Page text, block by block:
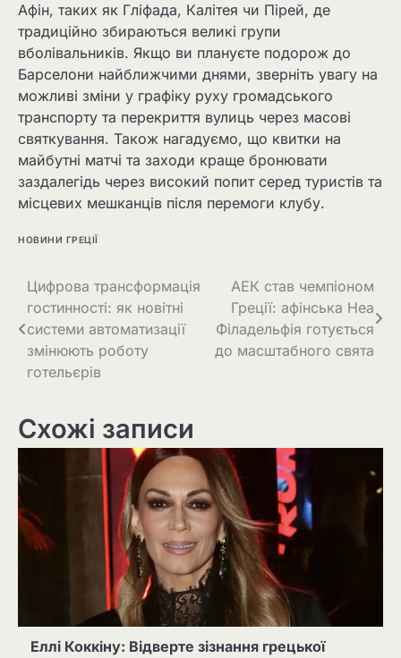
Афін, таких як Гліфада, Калітея чи Пірей, де
традиційно збираються великі групи
вболівальників. Якщо ви плануєте подорож до
Барселони найближчими днями, зверніть увагу на
можливі зміни у графіку руху громадського
транспорту та перекриття вулиць через масові
святкування. Також нагадуємо, що квитки на
майбутні матчі та заходи краще бронювати
заздалегідь через високий попит серед туристів та
місцевих мешканців після перемоги клубу.
НОВИНИ ГРЕЦІЇ
Цифрова трансформація
гостинності: як новітні
системи автоматизації
змінюють роботу
готельєрів
АЕК став чемпіоном
Греції: афінська Неа
Філадельфія готується
до масштабного свята
Схожі записи
Еллі Коккіну: Відверте зізнання грецької